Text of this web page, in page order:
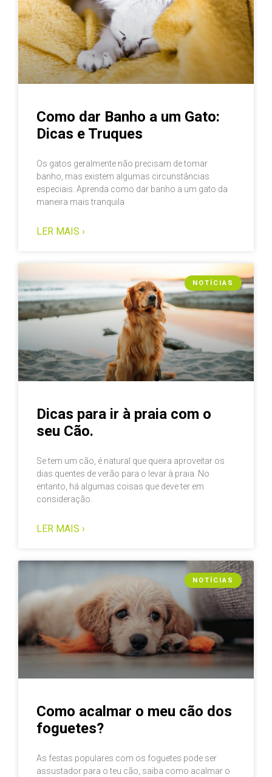
Como dar Banho a um Gato:
Dicas e Truques
Os gatos geralmente não precisam de tomar
banho, mas existem algumas circunstâncias
especiais. Aprenda como dar banho a um gato da
maneira mais tranquila
LER MAIS ›
NOTÍCIAS
Dicas para ir à praia com o
seu Cão.
Se tem um cão, é natural que queira aproveitar os
dias quentes de verão para o levar à praia. No
entanto, há algumas coisas que deve ter em
consideração.
LER MAIS ›
NOTÍCIAS
Como acalmar o meu cão dos
foguetes?
As festas populares com os foguetes pode ser
assustador para o teu cão, saiba como acalmar o